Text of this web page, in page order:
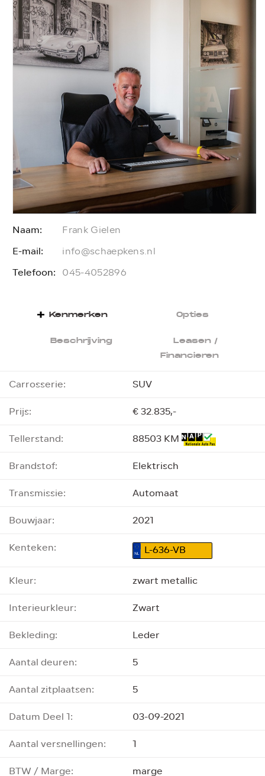
Naam: Frank Gielen
E-mail: info@schaepkens.nl
Telefoon: 045-4052896
Kenmerken Opties
Beschrijving
Leasen /
Financieren
Carrosserie:
SUV
Prijs:
€ 32.835,-
Tellerstand:
88503 KM
Brandstof:
Elektrisch
Transmissie:
Automaat
Bouwjaar:
2021
Kenteken:
L-636-VB
Kleur:
zwart metallic
Interieurkleur:
Zwart
Bekleding:
Leder
Aantal deuren:
5
Aantal zitplaatsen:
5
Datum Deel 1:
03-09-2021
Aantal versnellingen:
1
BTW / Marge:
marge